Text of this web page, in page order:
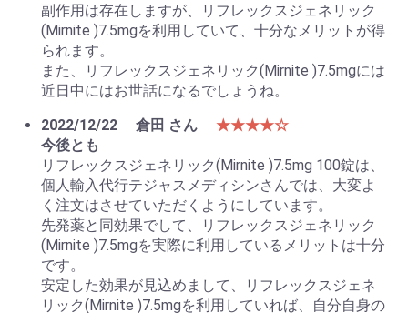
副作用は存在しますが、リフレックスジェネリック
(Mirnite )7.5mgを利用していて、十分なメリットが得
られます。
また、リフレックスジェネリック(Mirnite )7.5mgには
近日中にはお世話になるでしょうね。
2022/12/22
倉田 さん
★★★★☆
今後とも
リフレックスジェネリック(Mirnite )7.5mg 100錠は、
個人輸入代行テジャスメディシンさんでは、大変よ
く注文はさせていただくようにしています。
先発薬と同効果でして、リフレックスジェネリック
(Mirnite )7.5mgを実際に利用しているメリットは十分
です。
安定した効果が見込めまして、リフレックスジェネ
リック(Mirnite )7.5mgを利用していれば、自分自身の